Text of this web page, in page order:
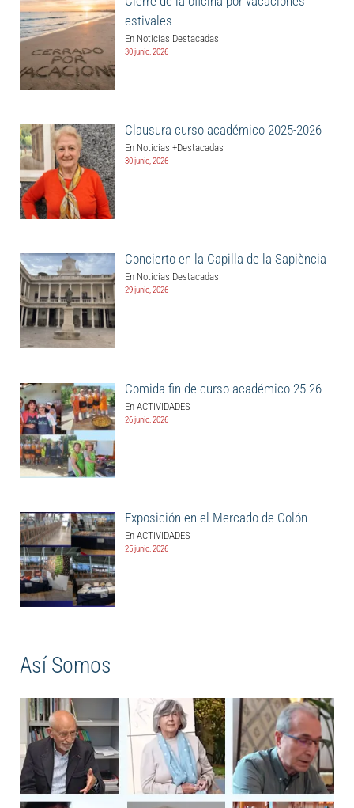
estivales
En Noticias Destacadas
30 junio, 2026
Clausura curso académico 2025-2026
En Noticias +Destacadas
30 junio, 2026
Concierto en la Capilla de la Sapiència
En Noticias Destacadas
29 junio, 2026
Comida fin de curso académico 25-26
En ACTIVIDADES
26 junio, 2026
Exposición en el Mercado de Colón
En ACTIVIDADES
25 junio, 2026
Así Somos